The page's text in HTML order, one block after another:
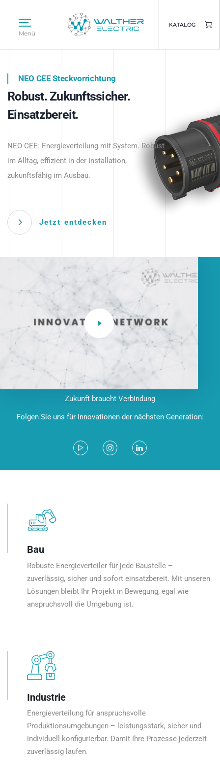
Menü
KATALOG
Intelligente Stromverteilung
beginnt hier.
NEO CEE Steckvorrichtung
Robust. Zukunftssicher.
Einsatzbereit.
NEO CEE: Energieverteilung mit System. Robust
im Alltag, effizient in der Installation,
zukunftsfähig im Ausbau.
Jetzt entdecken
Intelligenz trifft Energie.
Anwendungen – robust, IP-geschützt und
zukunftsfähig.
Zukunft braucht Verbindung
Folgen Sie uns für Innovationen der nächsten Generation:
Bau
Robuste Energieverteiler für jede Baustelle –
zuverlässig, sicher und sofort einsatzbereit. Mit unseren
Lösungen bleibt Ihr Projekt in Bewegung, egal wie
anspruchsvoll die Umgebung ist.
Industrie
Energieverteilung für anspruchsvolle
Produktionsumgebungen – leistungsstark, sicher und
individuell konfigurierbar. Damit Ihre Prozesse jederzeit
zuverlässig laufen.